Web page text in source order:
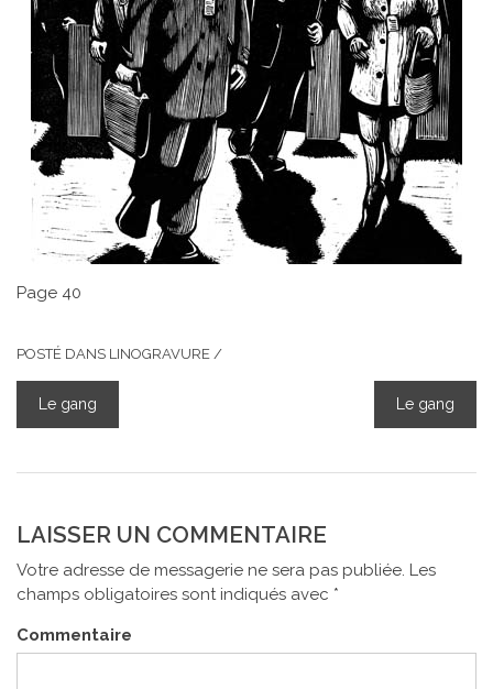
Page 40
POSTÉ DANS LINOGRAVURE /
NAVIGATION
Le gang Le gang
LAISSER UN COMMENTAIRE
Votre adresse de messagerie ne sera pas publiée. Les
champs obligatoires sont indiqués avec *
Commentaire